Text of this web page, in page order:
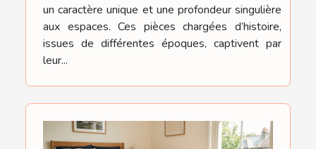
un caractère unique et une profondeur singulière
aux espaces. Ces pièces chargées d’histoire,
issues de différentes époques, captivent par
leur...